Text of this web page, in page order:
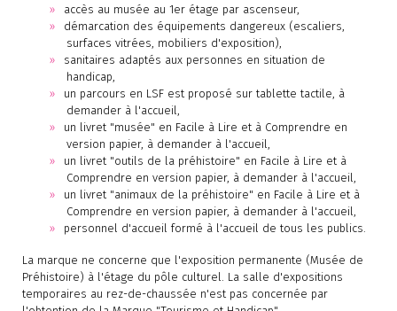
accès au musée au 1er étage par ascenseur,
démarcation des équipements dangereux (escaliers,
surfaces vitrées, mobiliers d'exposition),
sanitaires adaptés aux personnes en situation de
handicap,
un parcours en LSF est proposé sur tablette tactile, à
demander à l'accueil,
un livret "musée" en Facile à Lire et à Comprendre en
version papier, à demander à l'accueil,
un livret "outils de la préhistoire" en Facile à Lire et à
Comprendre en version papier, à demander à l'accueil,
un livret "animaux de la préhistoire" en Facile à Lire et à
Comprendre en version papier, à demander à l'accueil,
personnel d'accueil formé à l'accueil de tous les publics.
La marque ne concerne que l'exposition permanente (Musée de
Préhistoire) à l'étage du pôle culturel. La salle d'expositions
temporaires au rez-de-chaussée n'est pas concernée par